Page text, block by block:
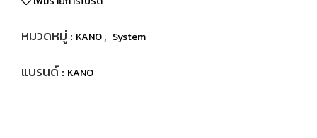
หมวดหมู่ : KANO, System
แบรนด์ : KANO